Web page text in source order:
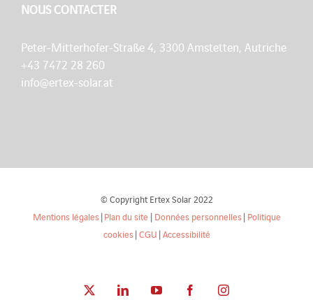
NOUS CONTACTER
Peter-Mitterhofer-Straße 4, 3300 Amstetten, Autriche
+43 7472 28 260
info@ertex-solar.at
© Copyright Ertex Solar 2022
Mentions légales|Plan du site | Données personnelles| Politique
cookies|CGU |Accessibilité
X LinkedInYouTubeFacebookInstagram